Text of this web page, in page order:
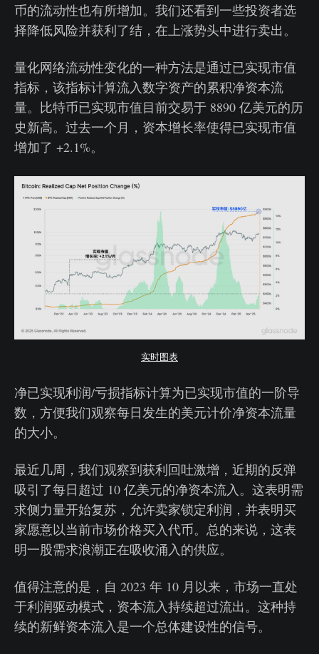
币的流动性也有所增加。我们还看到一些投资者选
择降低风险并获利了结，在上涨势头中进行卖出。
量化网络流动性变化的一种方法是通过已实现市值
指标，该指标计算流入数字资产的累积净资本流
量。比特币已实现市值目前交易于 8890 亿美元的历
史新高。过去一个月，资本增长率使得已实现市值
增加了 +2.1%。
实时图表
净已实现利润/亏损指标计算为已实现市值的一阶导
数，方便我们观察每日发生的美元计价净资本流量
的大小。
最近几周，我们观察到获利回吐激增，近期的反弹
吸引了每日超过 10 亿美元的净资本流入。这表明需
求侧力量开始复苏，允许卖家锁定利润，并表明买
家愿意以当前市场价格买入代币。总的来说，这表
明一股需求浪潮正在吸收涌入的供应。
值得注意的是，自 2023 年 10 月以来，市场一直处
于利润驱动模式，资本流入持续超过流出。这种持
续的新鲜资本流入是一个总体建设性的信号。